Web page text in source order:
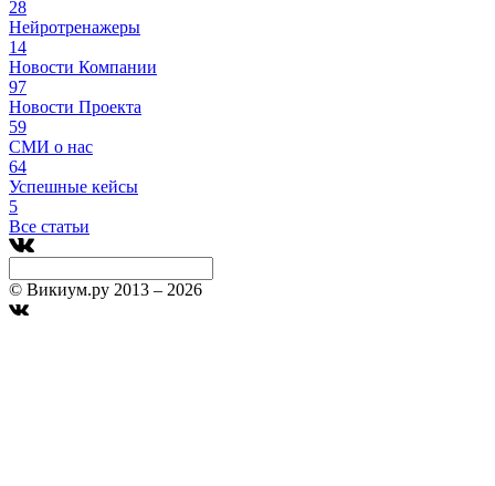
28
Нейротренажеры
14
Новости Компании
97
Новости Проекта
59
СМИ о нас
64
Успешные кейсы
5
Все статьи
© Викиум.ру 2013 – 2026